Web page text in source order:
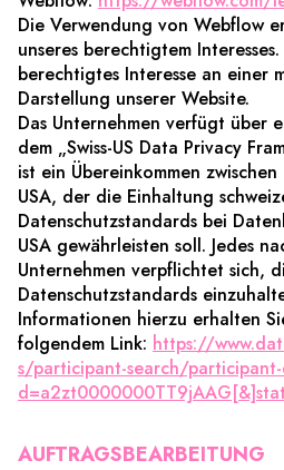
Die Verwendung von Webflow
unseres berechtigtem
berechtigtes Interesse an einer
Darstellung unserer Website.
Das Unternehmen verfügt über
dem „Swiss-US Data Privacy
ist ein Übereinkommen
USA, der die Einhaltung
Datenschutzstandards bei
USA gewährleisten soll. Jedes
Unternehmen verpflichtet sich,
Datenschutzstandards
Informationen hierzu erhalten
folgendem Link: https://
s/participant-search/
AUFTRAGSBEARBEITUNG